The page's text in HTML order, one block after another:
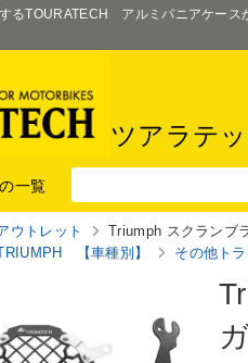
るTOURATECH アルミパニアケー
ツアラテ
一覧
ウトレット
Triumph スクランブ
【車種別】 その他ト